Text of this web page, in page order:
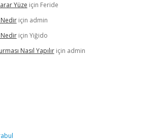
Yüze için Feride
için admin
için Yiğido
Nasıl Yapılıriçin admin